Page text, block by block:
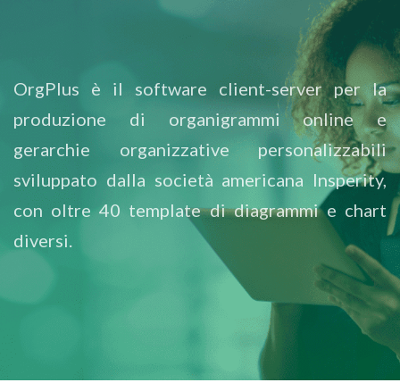
OrgPlus è il software client-server per la
produzione di organigrammi online e
gerarchie organizzative personalizzabili
sviluppato dalla società americana Insperity,
con oltre 40 template di diagrammi e chart
diversi.